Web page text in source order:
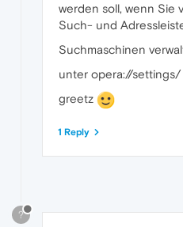
werden soll, wenn Sie
Such- und
Suchmaschinen
unter opera://settings/
greetz
1 Reply
?